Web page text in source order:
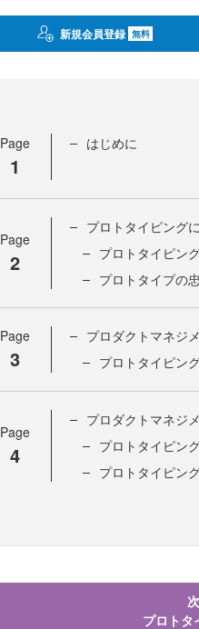
新規会員登録 無料
Page
1
はじめに
Page
2
プロトタイピング
プロトタイピン
プロトタイプの
Page
3
プロダクトマネジ
プロトタイピン
Page
4
プロダクトマネジ
プロトタイピン
プロトタイピン
プロトタ